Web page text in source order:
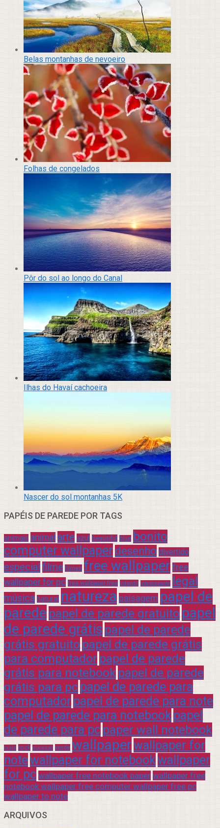
Belas montanhas de nevoeiro
Folhas de congelados
Pôr do sol ao longo do Canal
Ilhas do Havaí cachoeira
Nascer do sol montanhas 5K
PAPÉIS DE PAREDE POR TAGS
animais animal arte azul beautiful blue bonito
computer wallpaper desenho divertido
especial filme filmes free wallpaper free
wallpaper for pc free wallpaper free infantil interessante legal
música natural natureza paisagem papel de
parede papel de parede gratuito papel
de parede grátis papel de parede
grátis gratuito papel de parede grátis
para computador papel de parede
grátis para notebook papel de parede
grátis para pc papel de parede para
computador papel de parede para note
papel de parede para notebook papel
de parede para pc paper wall notebook
praia rock sucesso verde wallpaperwallpaper for
notewallpaper for notebookwallpaper
for pc wallpaper free notebook paper wallpaper free
notebook wallpaper free computer wallpaper free pc
wallpaper to note
ARQUIVOS